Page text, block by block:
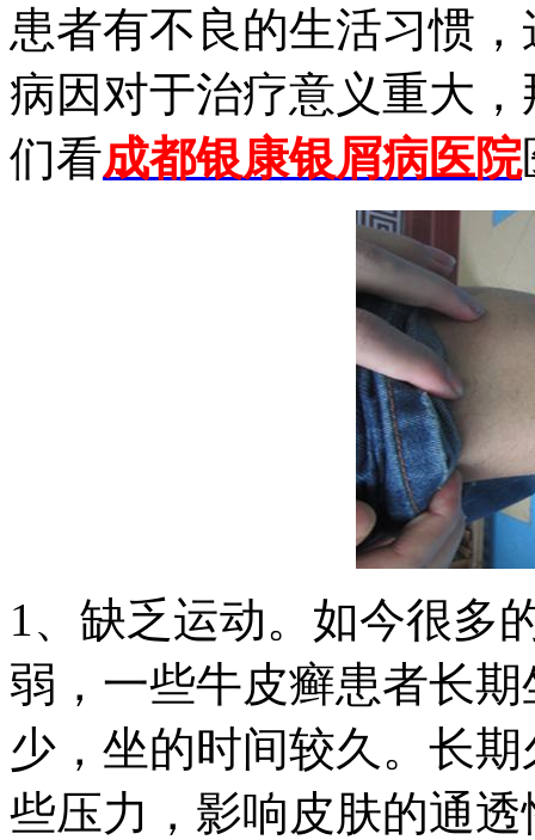
患者有不良的生活习惯
病因对于治疗意义重大
们看成都银康银屑病医院
1、缺乏运动。如今很多
弱，一些牛皮癣患者长
少，坐的时间较久。长
些压力，影响皮肤的通